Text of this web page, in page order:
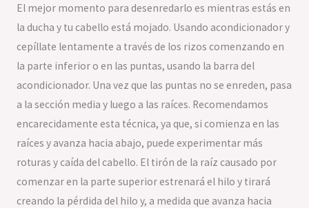
El mejor momento para desenredarlo es mientras estás en
la ducha y tu cabello está mojado. Usando acondicionador y
cepíllate lentamente a través de los rizos comenzando en
la parte inferior o en las puntas, usando la barra del
acondicionador. Una vez que las puntas no se enreden, pasa
a la sección media y luego a las raíces. Recomendamos
encarecidamente esta técnica, ya que, si comienza en las
raíces y avanza hacia abajo, puede experimentar más
roturas y caída del cabello. El tirón de la raíz causado por
comenzar en la parte superior estrenará el hilo y tirará
creando la pérdida del hilo y, a medida que avanza hacia